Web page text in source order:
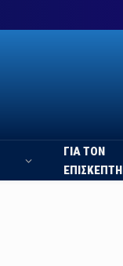
ΓΙΑ ΤΟΝ
ΕΠΙΣΚΕΠΤΗ